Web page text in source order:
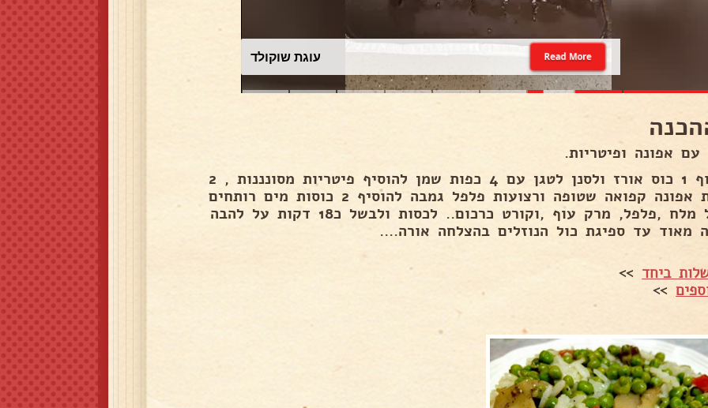
עוגת שוקולד Read More
עם אפונה ופיטריות.
לשטוף 1 כוס אורז ולסנן לטגן עם 4 כפות שמן להוסיף פיטריות מסונננות , 2
כוסות אפונה קפואה שטופה ורצועות פלפל גמבה להוסיף 2 כוסות מים רותחים
לתבל מלח ,פלפל, מרק עוף ,וקורט כרכום.. לכסות ולבשל כ18 דקות על להבה
מאוד עד ספיגת כול הנוזלים בהצלחה אורה....
ביחד >>
>>